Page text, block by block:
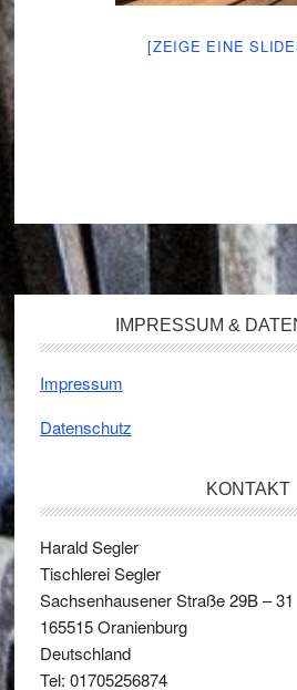
[ZEIGE EINE
IMPRESSUM &
Impressum
Datenschutz
KONTAKT
Harald Segler
Tischlerei Segler
Sachsenhausener Straße 29B – 31
165515Oranienburg
Deutschland
Tel: 01705256874